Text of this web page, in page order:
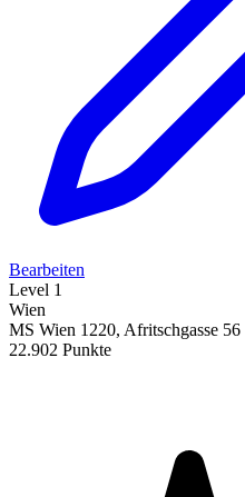
Bearbeiten
Level 1
Wien
MS Wien 1220, Afritschgasse 56
22.902 Punkte